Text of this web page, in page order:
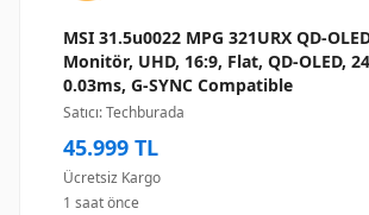
MSI 31.5u0022 MPG 321URX QD-
Monitör, UHD, 16:9, Flat, QD-OLED,
0.03ms, G-SYNC Compatible
Satıcı: Techburada
45.999 TL
Ücretsiz Kargo
1 saat önce